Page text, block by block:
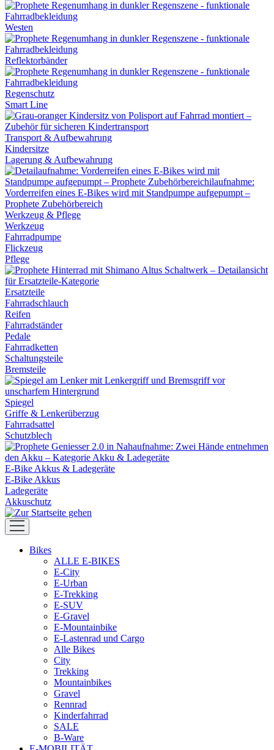
Westen
Reflektorbänder
Regenschutz
Smart Line
Transport & Aufbewahrung
Kindersitze
Lagerung & Aufbewahrung
Werkzeug & Pflege
Werkzeug
Fahrradpumpe
Flickzeug
Pflege
Ersatzteile
Fahrradschlauch
Reifen
Fahrradständer
Pedale
Fahrradketten
Schaltungsteile
Bremsteile
Spiegel
Griffe & Lenkerüberzug
Fahrradsattel
Schutzblech
E-Bike Akkus & Ladegeräte
E-Bike Akkus
Ladegeräte
Akkuschutz
Bikes
ALLE E-BIKES
E-City
E-Urban
E-Trekking
E-SUV
E-Gravel
E-Mountainbike
E-Lastenrad und Cargo
Alle Bikes
City
Trekking
Mountainbikes
Gravel
Rennrad
Kinderfahrrad
SALE
B-Ware